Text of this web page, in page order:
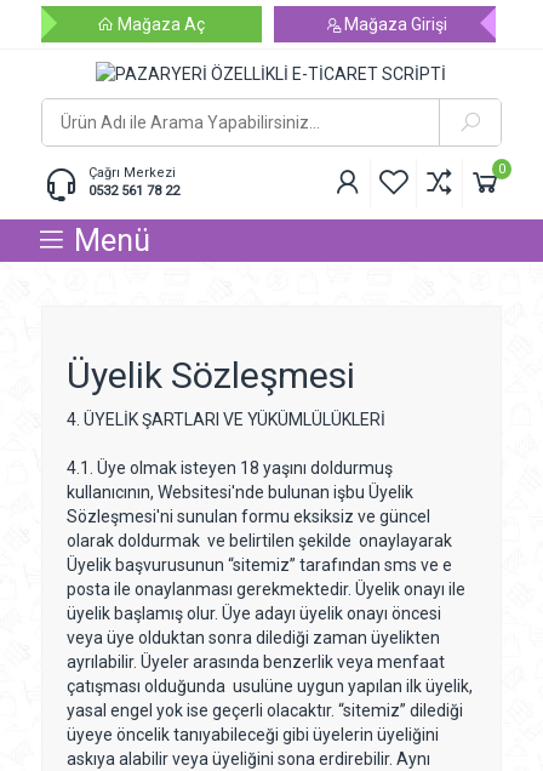
Mağaza Aç Mağaza Girişi
Çağrı Merkezi
0532 561 78 22
0
Menü
Üyelik Sözleşmesi
4. ÜYELİK ŞARTLARI VE YÜKÜMLÜLÜKLERİ
4.1. Üye olmak isteyen 18 yaşını doldurmuş
kullanıcının, Websitesi'nde bulunan işbu Üyelik
Sözleşmesi'ni sunulan formu eksiksiz ve güncel
olarak doldurmak ve belirtilen şekilde onaylayarak
Üyelik başvurusunun “sitemiz” tarafından sms ve e
posta ile onaylanması gerekmektedir. Üyelik onayı ile
üyelik başlamış olur. Üye adayı üyelik onayı öncesi
veya üye olduktan sonra dilediği zaman üyelikten
ayrılabilir. Üyeler arasında benzerlik veya menfaat
çatışması olduğunda usulüne uygun yapılan ilk üyelik,
yasal engel yok ise geçerli olacaktır. “sitemiz” dilediği
üyeye öncelik tanıyabileceği gibi üyelerin üyeliğini
askıya alabilir veya üyeliğini sona erdirebilir. Aynı